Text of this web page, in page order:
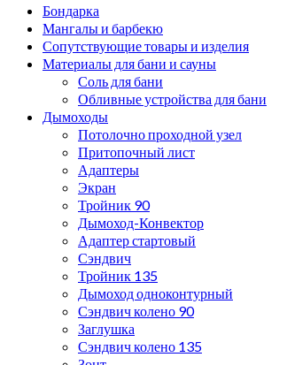
Бондарка
Мангалы и барбекю
Сопутствующие товары и изделия
Материалы для бани и сауны
Соль для бани
Обливные устройства для бани
Дымоходы
Потолочно проходной узел
Притопочный лист
Адаптеры
Экран
Тройник 90
Дымоход-Конвектор
Адаптер стартовый
Сэндвич
Тройник 135
Дымоход одноконтурный
Сэндвич колено 90
Заглушка
Сэндвич колено 135